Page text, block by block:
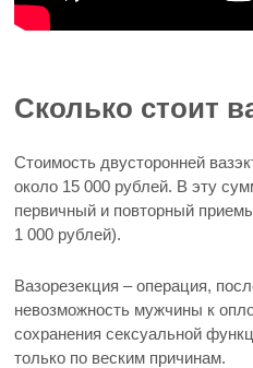
Сколько стоит
Стоимость двусторонней
около 15 000 рублей. В эту
первичный и повторный
1 000 рублей).
Вазорезекция – операция,
невозможность мужчины к
сохранения сексуальной
только по веским причинам.